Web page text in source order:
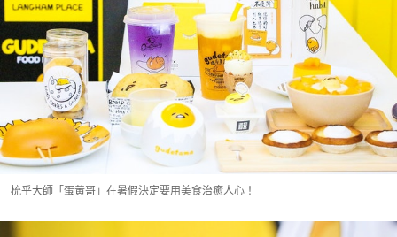
梳乎大師「蛋黃哥」在暑假決定要用美食治癒人心！